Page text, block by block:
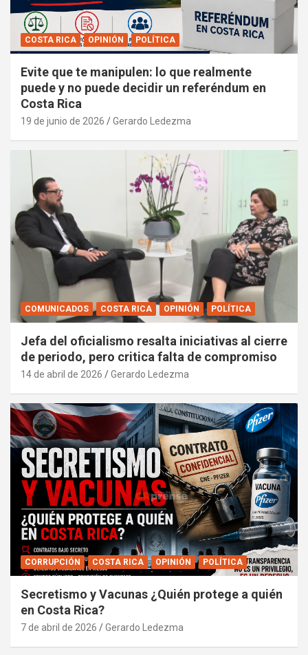
COSTA RICA OPINIÓN POLÍTICA
Evite que te manipulen: lo que realmente
puede y no puede decidir un referéndum en
Costa Rica
19 de junio de 2026 Gerardo Ledezma
COMUNICADOS COSTA RICA OPINIÓN POLÍTICA
Jefa del oficialismo resalta iniciativas al cierre
de periodo, pero critica falta de compromiso
14 de abril de 2026 Gerardo Ledezma
CORRUPCIÓN COSTA RICA OPINIÓN POLÍTICA
Secretismo y Vacunas ¿Quién protege a quién
en Costa Rica?
7 de abril de 2026 Gerardo Ledezma